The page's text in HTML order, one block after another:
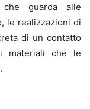
che guarda alle
le realizzazioni di
di un contatto
che le